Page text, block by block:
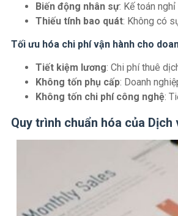
Biến động nhân sự: Kế toán
Thiếu tính bao quát: Không có
Tối ưu hóa chi phí vận hành cho
Tiết kiệm lương: Chi phí thuê
Không tốn phụ cấp: Doanh
Không tốn chi phí công nghệ:
Quy trình chuẩn hóa của